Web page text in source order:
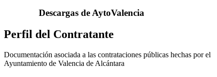
Descargas de AytoValencia
Perfil del Contratante
Documentación asociada a las contrataciones públicas hechas por el
Ayuntamiento de Valencia de Alcántara